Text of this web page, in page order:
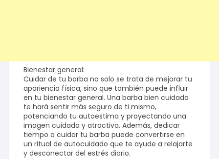
Bienestar general:
Cuidar de tu barba no solo se trata de mejorar tu
apariencia física, sino que también puede influir
en tu bienestar general. Una barba bien cuidada
te hará sentir más seguro de ti mismo,
potenciando tu autoestima y proyectando una
imagen cuidada y atractiva. Además, dedicar
tiempo a cuidar tu barba puede convertirse en
un ritual de autocuidado que te ayude a relajarte
y desconectar del estrés diario.